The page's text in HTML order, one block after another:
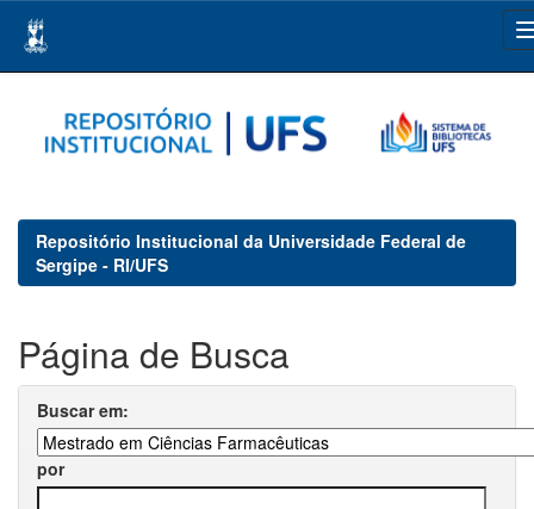
navigation
Repositório Institucional da Universidade Federal de
Sergipe - RI/UFS
Página de Busca
Buscar em:
por